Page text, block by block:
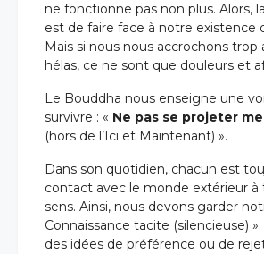
ne fonctionne pas non plus. Alors,
est de faire face à notre existence
Mais si nous nous accrochons trop
hélas, ce ne sont que douleurs et
Le Bouddha nous enseigne une
survivre : « Ne pas se projeter
(hors de l’Ici et Maintenant) ».
Dans son quotidien, chacun est
contact avec le monde extérieur à
sens. Ainsi, nous devons garder
Connaissance tacite (silencieuse)
des idées de préférence ou de